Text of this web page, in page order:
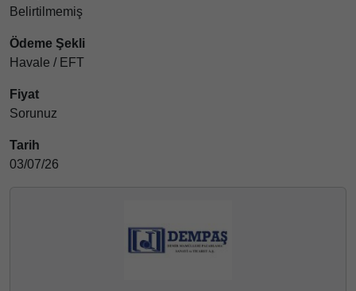
Belirtilmemiş
Ödeme Şekli
Havale / EFT
Fiyat
Sorunuz
Tarih
03/07/26